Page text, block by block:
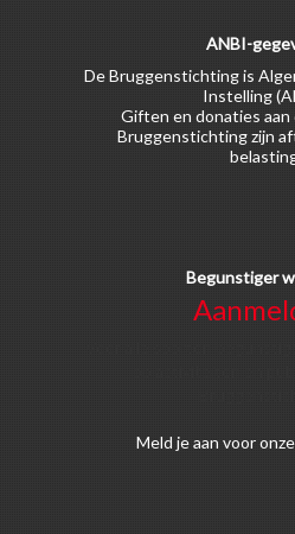
ANBI-
De Bruggenstichting is
Instelling
Giften en donaties aan
Bruggenstichting zijn
Begunstiger
Meld je aan voor